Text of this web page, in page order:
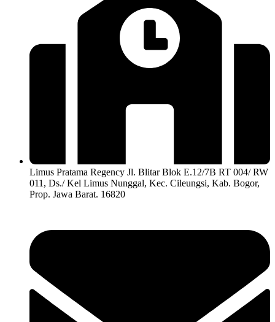
Limus Pratama Regency Jl. Blitar Blok E.12/7B RT 004/ RW
011, Ds./ Kel Limus Nunggal, Kec. Cileungsi, Kab. Bogor,
Prop. Jawa Barat. 16820